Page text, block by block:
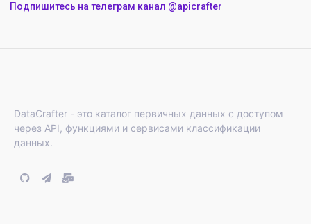
Подпишитесь на телеграм канал @apicrafter
DataCrafter - это каталог первичных данных с доступом
через API, функциями и сервисами классификации
данных.